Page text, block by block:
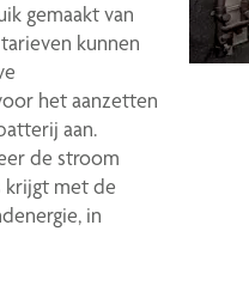
gemaakt van
kunnen
het aanzetten
aan.
de stroom
krijgt met de
in